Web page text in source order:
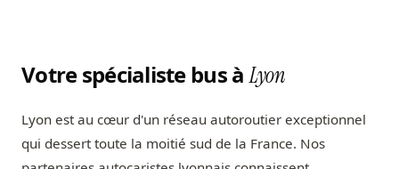
Votre spécialiste bus àLyon
Lyon est au cœur d'un réseau autoroutier exceptionnel
qui dessert toute la moitié sud de la France. Nos